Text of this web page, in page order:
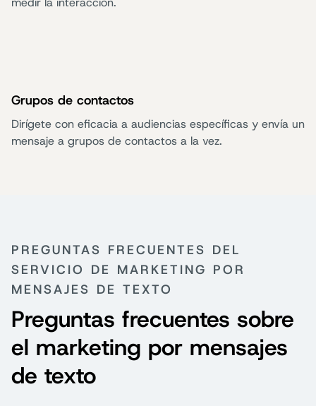
Grupos de contactos
Dirígete con eficacia a audiencias específicas y envía un
mensaje a grupos de contactos a la vez.
PREGUNTAS FRECUENTES DEL
SERVICIO DE MARKETING POR
MENSAJES DE TEXTO
Preguntas frecuentes sobre
el marketing por mensajes
de texto